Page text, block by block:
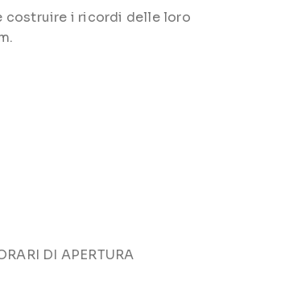
costruire i ricordi delle loro
DI APERTURA